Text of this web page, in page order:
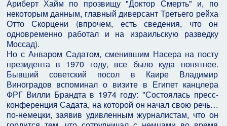
Ариберт Хайм по прозвищу "Доктор Смерть" и, по
некоторым данным, главный диверсант Третьего рейха
Отто Скорцени (впрочем, есть сведения, что он
одновременно работал и на израильскую разведку
Моссад).
Но с Анваром Садатом, сменившим Насера на посту
президента в 1970 году, все было куда понятнее.
Бывший советский посол в Каире Владимир
Виноградов вспоминал о визите в Египет канцлера
ФРГ Вилли Брандта в 1974 году: "Состоялась пресс-
конференция Садата, на которой он начал свою речь…
по-немецки, заявив удивленным журналистам, что он